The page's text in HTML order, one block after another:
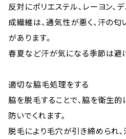
反対にポリエステル、レーヨン、
成繊維は、通気性が悪く、汗の
があります。
春夏など汗が気になる季節は避
適切な脇毛処理をする
脇を脱毛することで、脇を衛生
防いでくれます。
脱毛により毛穴が引き締められ